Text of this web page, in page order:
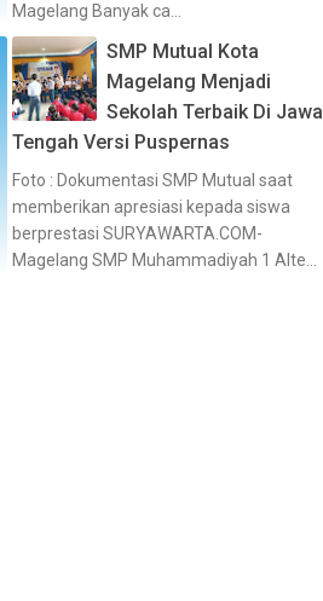
Magelang Banyak ca...
SMP Mutual Kota
Magelang Menjadi
Sekolah Terbaik Di Jawa
Tengah Versi Puspernas
Foto : Dokumentasi SMP Mutual saat
memberikan apresiasi kepada siswa
berprestasi SURYAWARTA.COM-
Magelang SMP Muhammadiyah 1 Alte...